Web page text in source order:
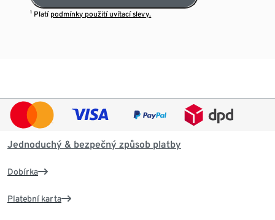
¹ Platí podmínky použití uvítací slevy.
Jednoduchý & bezpečný způsob platby
Dobírka
Platební karta